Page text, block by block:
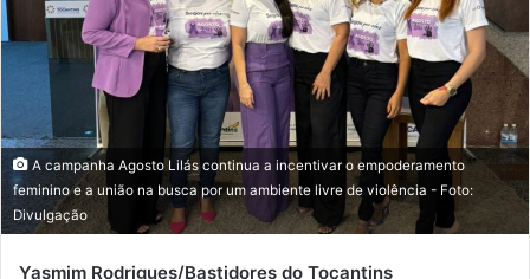
m
e
-
m
a
i
A campanha Agosto Lilás continua a incentivar o empoderamento
feminino e a união na busca por um ambiente livre de violência - Foto:
Divulgação
Yasmim Rodrigues/Bastidores do Tocantins